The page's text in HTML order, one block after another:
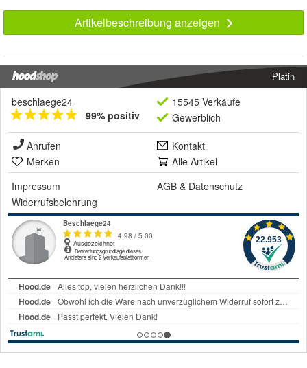
Artikelbeschreibung anzeigen
Platin
beschlaege24
99% positiv
15545 Verkäufe
Gewerblich
Anrufen
Kontakt
Merken
Alle Artikel
Impressum
AGB & Datenschutz
Widerrufsbelehrung